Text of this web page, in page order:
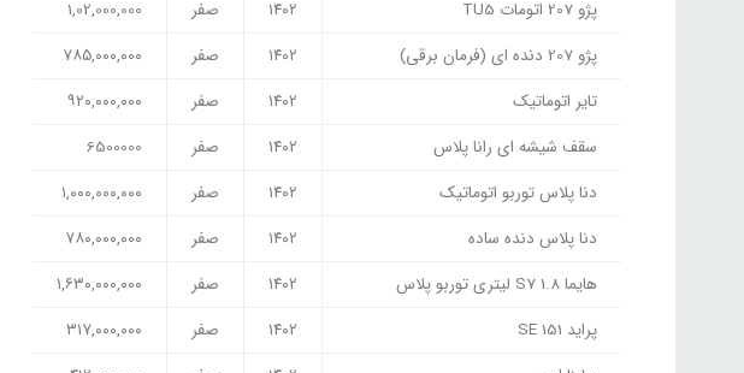
پژو 207 اتومات TU5
۱۴۰۲ صفر
1,02,000,000
پژو 207 دنده ای (فرمان برقی)
۱۴۰۲ صفر
۷۸۵,۰۰۰,۰۰۰
تایر اتوماتیک
۱۴۰۲ صفر
۹۲۰,۰۰۰,۰۰۰
سقف شیشه ای رانا پلاس
۱۴۰۲ صفر
6500000
دنا پلاس توربو اتوماتیک
۱۴۰۲ صفر
۱,۰۰۰,۰۰۰,۰۰۰
دنا پلاس دنده ساده
۱۴۰۲ صفر
۷۸۰,۰۰۰,۰۰۰
هایما S7 1.8 لیتری توربو پلاس
۱۴۰۲ صفر
۱,۶۳۰,۰۰۰,۰۰۰
پراید SE 151
۱۴۰۲ صفر
۳۱۷,۰۰۰,۰۰۰